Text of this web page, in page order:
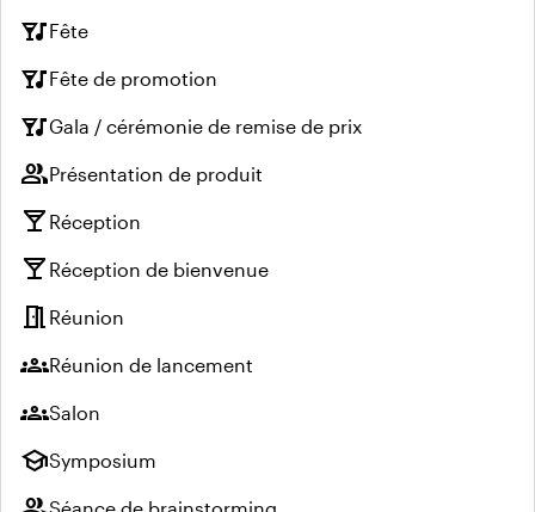
nightlifeFête
nightlifeFête de promotion
nightlifeGala / cérémonie de remise de prix
groupPrésentation de produit
local_bar Réception
local_bar Réception de bienvenue
meeting_room Réunion
groupsRéunion de lancement
groupsSalon
schoolSymposium